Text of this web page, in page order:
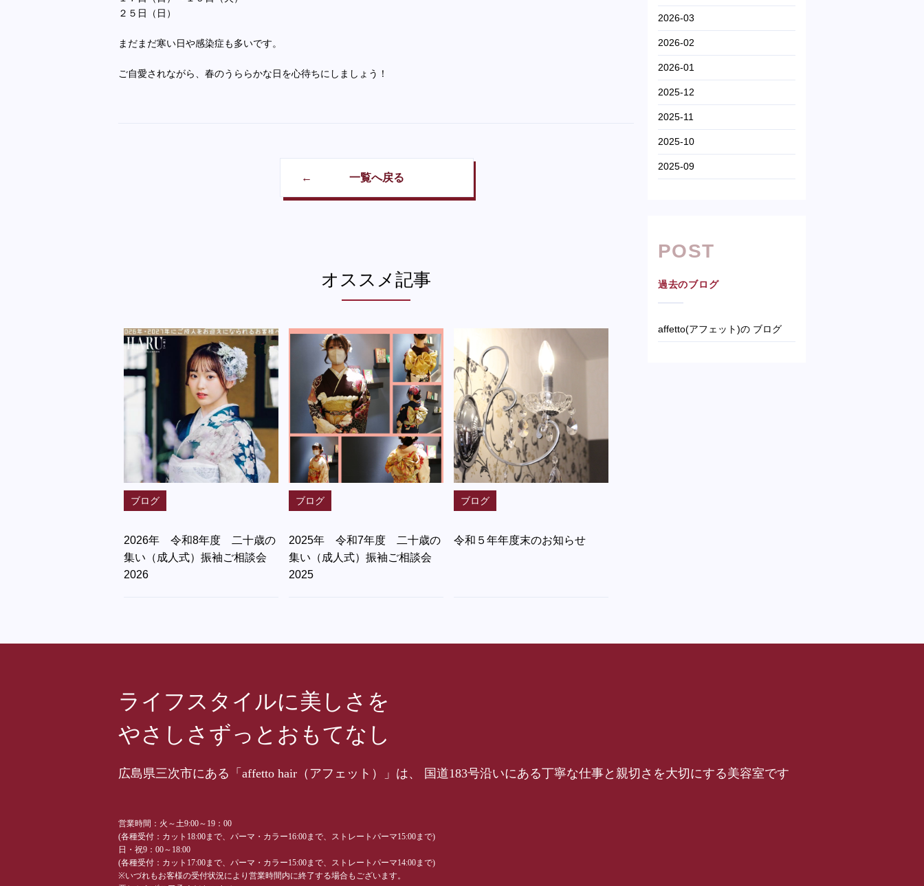
２５日（日）
まだまだ寒い日や感染症も多いです。
ご自愛されながら、春のうららかな日を心待ちにしましょう！
一覧へ戻る
オススメ記事
ブログ
2026年 令和8年度 二十歳の
集い（成人式）振袖ご相談会
2026
ブログ
2025年 令和7年度 二十歳の
集い（成人式）振袖ご相談会
2025
ブログ
令和５年年度末のお知らせ
2026-03
2026-02
2026-01
2025-12
2025-11
2025-10
2025-09
POST
過去のブログ
affetto(アフェット)の ブログ
ライフスタイルに美しさを
やさしさずっとおもてなし
広島県三次市にある「affetto hair（アフェット）」は、 国道183号沿いにある丁寧な仕事と親切さを大切にする美容室です
営業時間：火～土9:00～19：00
(各種受付：カット18:00まで、パーマ・カラー16:00まで、ストレートパーマ15:00まで)
日・祝9：00～18:00
(各種受付：カット17:00まで、パーマ・カラー15:00まで、ストレートパーマ14:00まで)
※いづれもお客様の受付状況により営業時間内に終了する場合もございます。